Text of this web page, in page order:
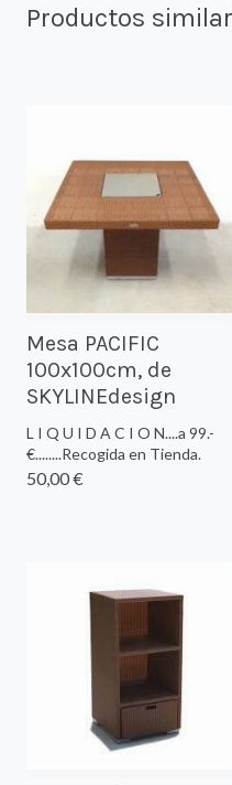
Productos
Mesa PACIFIC
100x100cm, de
SKYLINEdesign
L I Q U I D A C I O N....a 99.-
€........Recogida en Tienda.
50,00 €